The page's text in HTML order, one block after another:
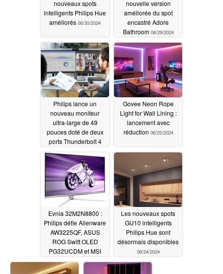
nouveaux spots
intelligents Philips Hue
améliorés 06/30/2024
nouvelle version
améliorée du spot
encastré Adore
Bathroom 06/29/2024
Philips lance un
nouveau moniteur
ultra-large de 49
pouces doté de deux
ports Thunderbolt 4
Govee Neon Rope
Light for Wall Lining :
lancement avec
réduction 06/25/2024
Evnia 32M2N8800 :
Philips défie Alienware
AW3225QF, ASUS
ROG Swift OLED
PG32UCDM et MSI
MPG 321URX avec un
nouveau moniteur de
Les nouveaux spots
GU10 intelligents
Philips Hue sont
désormais disponibles
06/24/2024